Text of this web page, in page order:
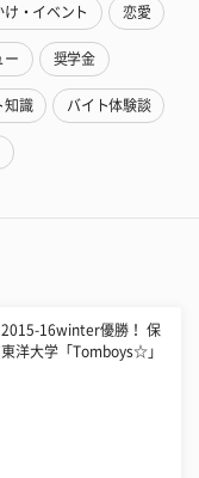
け・イベント 恋愛
ー 奨学金
知識 バイト体験談
​2015-16winter優勝！ 保
洋大学「Tomboys☆」